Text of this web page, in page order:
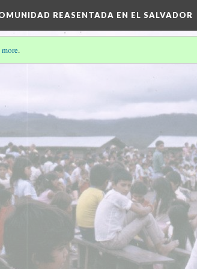
REASENTADA EN EL SALVADOR
.